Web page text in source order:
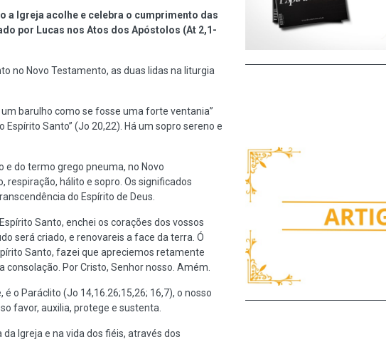
a Igreja acolhe e celebra o cumprimento das
por Lucas nos Atos dos Apóstolos (At 2,1-
no Novo Testamento, as duas lidas na liturgia
barulho como se fosse uma forte ventania”
Santo” (Jo 20,22). Há um sopro sereno e
e do termo grego pneuma, no Novo
respiração, hálito e sopro. Os significados
do Espírito de Deus.
Santo, enchei os corações dos vossos
será criado, e renovareis a face da terra. Ó
Santo, fazei que apreciemos retamente
Por Cristo, Senhor nosso. Amém.
o Paráclito (Jo 14,16.26;15,26; 16,7), o nosso
favor, auxilia, protege e sustenta.
Igreja e na vida dos fiéis, através dos